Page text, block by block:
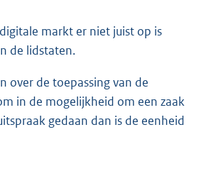
markt er niet juist op is
de lidstaten.
over de toepassing van de
in de mogelijkheid om een zaak
gedaan dan is de eenheid